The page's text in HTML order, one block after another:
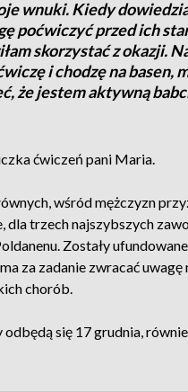
wnuki. Kiedy
poćwiczyć przed ich
skorzystać z okazji.
i chodzę na basen,
że jestem aktywną
ćwiczeń pani Maria.
wśród mężczyzn
dla trzech najszybszych
Zostały
za zadanie zwracać uwagę
chorób.
się 17 grudnia,